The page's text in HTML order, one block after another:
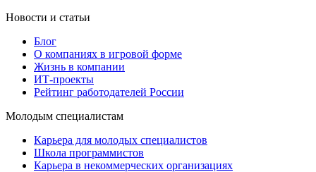
Новости и статьи
Блог
О компаниях в игровой форме
Жизнь в компании
ИТ-проекты
Рейтинг работодателей России
Молодым специалистам
Карьера для молодых специалистов
Школа программистов
Карьера в некоммерческих организациях